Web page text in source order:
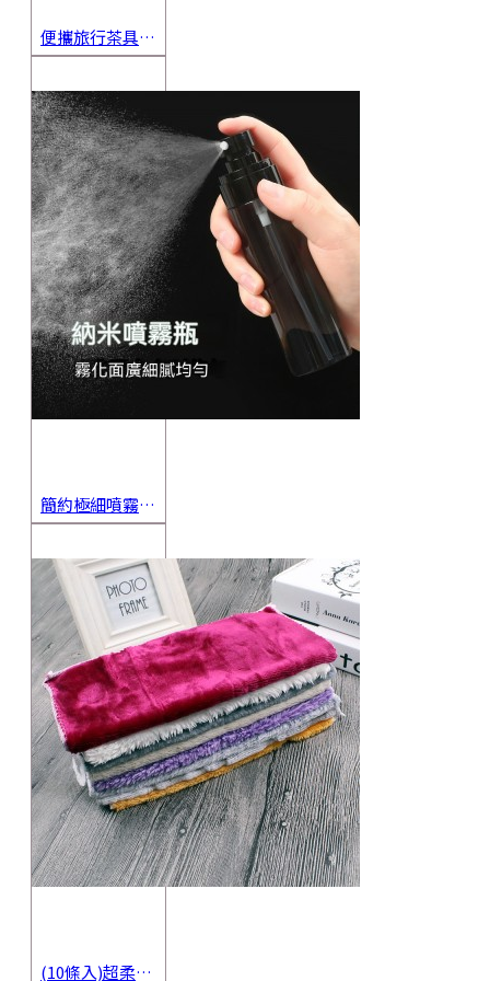
便攜旅行茶具組 茶杯 茶壺 陶瓷杯 泡茶組 茶具套裝 伴手禮 禮盒 禮品
簡約極細噴霧瓶 旅行分裝瓶 保養品分裝 酒精噴霧瓶 小噴壺 香水瓶 隨身瓶
(10條入)超柔軟抹布 不沾油洗碗巾 多用途擦拭布